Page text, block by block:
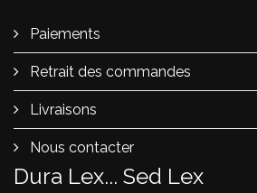
Paiements
Retrait des commandes
Livraisons
Nous contacter
Dura Lex... Sed Lex